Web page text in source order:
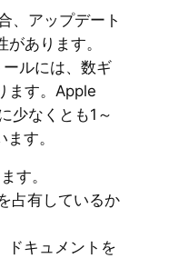
、アップデート
あります。
ルには、数ギ
ます。Apple
少なくとも1～
す。
す。
占有しているか
ドキュメントを